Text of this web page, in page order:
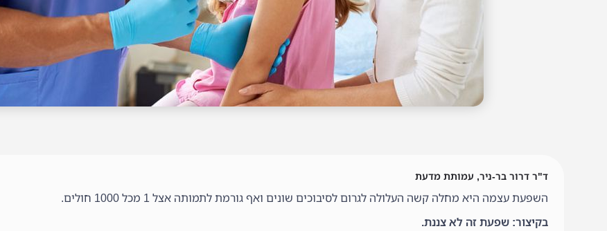
ד"ר דרור בר-ניר, עמותת מדעת
השפעת עצמה היא מחלה קשה העלולה לגרום לסיבוכים שונים ואף גורמת לתמותה אצל 1 מכל 1000 חולים.
בקיצור: שפעת זה לא צננת.